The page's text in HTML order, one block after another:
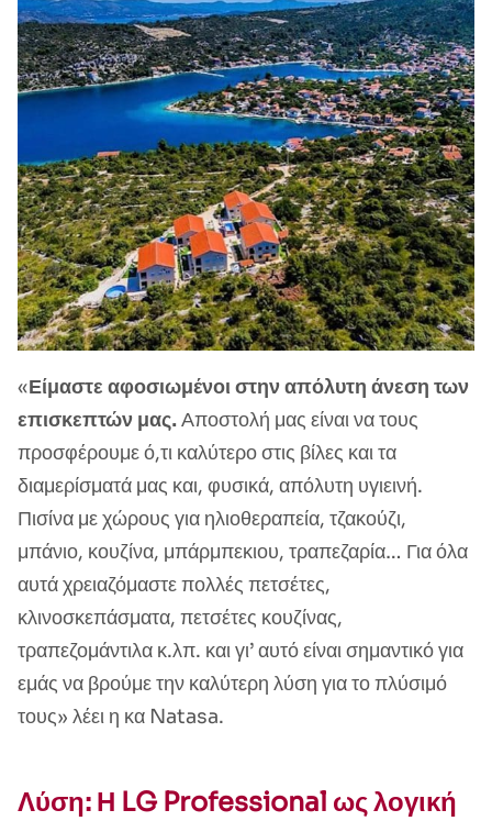
«Είμαστε αφοσιωμένοι στην απόλυτη άνεση των
επισκεπτών μας.Αποστολή μας είναι να τους
προσφέρουμε ό,τι καλύτερο στις βίλες και τα
διαμερίσματά μας και, φυσικά, απόλυτη υγιεινή.
Πισίνα με χώρους για ηλιοθεραπεία, τζακούζι,
μπάνιο, κουζίνα, μπάρμπεκιου, τραπεζαρία… Για όλα
αυτά χρειαζόμαστε πολλές πετσέτες,
κλινοσκεπάσματα, πετσέτες κουζίνας,
τραπεζομάντιλα κ.λπ. και γι’ αυτό είναι σημαντικό για
εμάς να βρούμε την καλύτερη λύση για το πλύσιμό
τους» λέει η κα Natasa.
Λύση: Η LG Professional ως λογική